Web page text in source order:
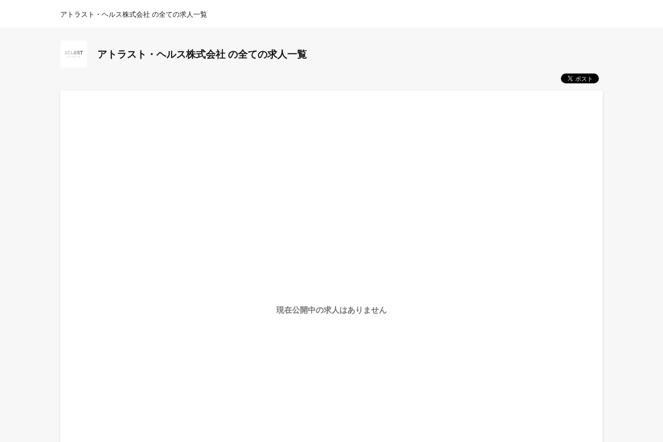
アトラスト・ヘルス株式会社 の全ての求人一覧
アトラスト・ヘルス株式会社 の全ての求人一覧
現在公開中の求人はありません